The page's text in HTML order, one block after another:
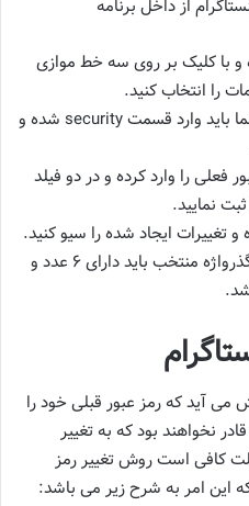
و با کلیک بر روی سه خط موازی
را انتخاب کنید.
2. بعد از باز شدن صفحه جدید، شما باید وارد قسمت security شده و
فعلی را وارد کرده و در دو فیلد
نمایید.
تغییرات ایجاد شده را سیو کنید.
به این نکته توجه داشته باشید که گذرواژه منتخب باید دارای 6 عدد و
می آید که رمز عبور قبلی خود را
نخواهند بود که به تغییر
کافی است روش تغییر رمز
که این امر به شرح زیر می باشد: